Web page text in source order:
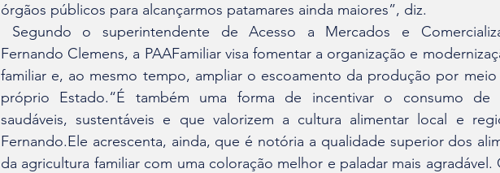
órgãos públicos para alcançarmos patamares ainda maiores”, diz.
Segundo o superintendente de Acesso a Mercados e
Fernando Clemens, a PAAFamiliar visa fomentar a organização e
familiar e, ao mesmo tempo, ampliar o escoamento da produção por
próprio Estado.“É também uma forma de incentivar o consumo de
saudáveis, sustentáveis e que valorizem a cultura alimentar local e
Fernando.Ele acrescenta, ainda, que é notória a qualidade superior dos
da agricultura familiar com uma coloração melhor e paladar mais agradável.